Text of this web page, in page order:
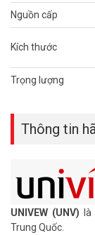
Nguồn cấp
Kích thước
Trọng lượng
Thông tin
UNIVEW (UNV) là
Trung Quốc.